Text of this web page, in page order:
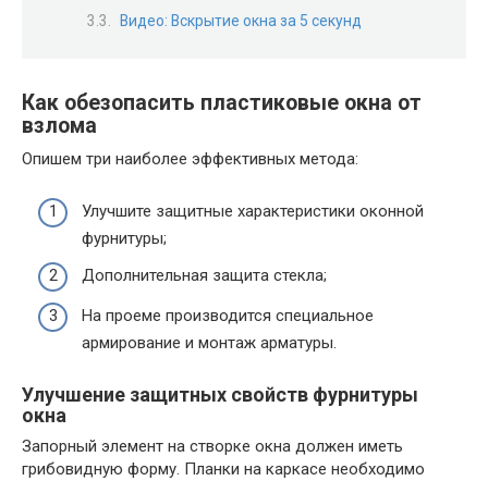
Видео: Вскрытие окна за 5 секунд
Как обезопасить пластиковые окна от
взлома
Опишем три наиболее эффективных метода:
Улучшите защитные характеристики оконной
фурнитуры;
Дополнительная защита стекла;
На проеме производится специальное
армирование и монтаж арматуры.
Улучшение защитных свойств фурнитуры
окна
Запорный элемент на створке окна должен иметь
грибовидную форму. Планки на каркасе необходимо